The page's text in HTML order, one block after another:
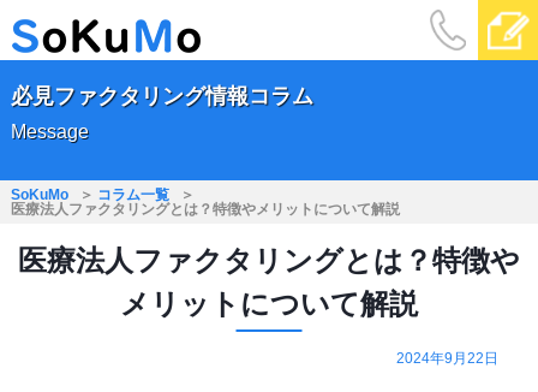
必見ファクタリング情報コラム
Message
SoKuMo
コラム一覧
医療法人ファクタリングとは？特徴やメリットについて解説
医療法人ファクタリングとは？特徴や
メリットについて解説
2024年9月22日